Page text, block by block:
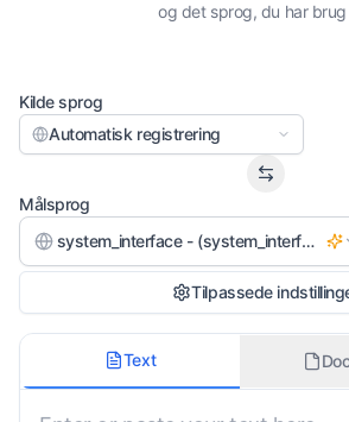
og det sprog, du har brug
Kilde sprog
Automatisk registrering
Målsprog
system_interface - (system_interface)
Tilpassede
Standard Louisiana Creole
Text